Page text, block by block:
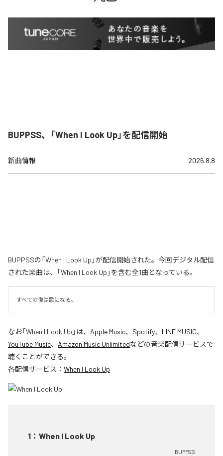
BUPPSS、「When I Look Up」を配信開始
新曲情報 2026.8.8
BUPPSSの「When I Look Up」が配信開始された。今回デジタル配信
された楽曲は、「When I Look Up」を含む全1曲となっている。
すべての傷は歌になる。
なお「When I Look Up 」は、 Apple Music、 Spotify、 LINE MUSIC、
YouTube Music、 Amazon Music Unlimitedなどの音楽配信サービスで
聴くことができる。
各配信サービス： When I Look Up
1 ： When I Look Up
BUPPSS